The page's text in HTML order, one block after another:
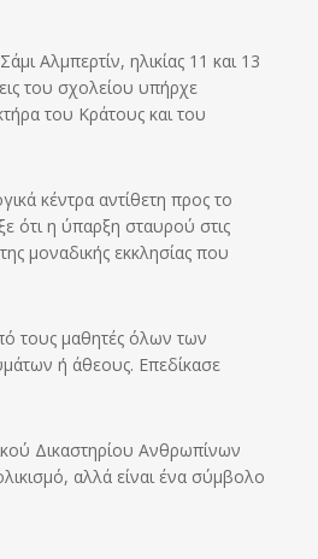
Αλμπερτίν, ηλικίας 11 και 13
του σχολείου υπήρχε
του Κράτους και του
κέντρα αντίθετη προς το
ότι η ύπαρξη σταυρού στις
μοναδικής εκκλησίας που
τους μαθητές όλων των
ή άθεους. Επεδίκασε
Δικαστηρίου Ανθρωπίνων
αλλά είναι ένα σύμβολο